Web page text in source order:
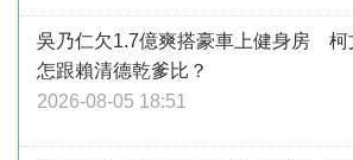
吳乃仁欠1.7億爽搭豪車上健身房 柯
怎跟賴清德乾爹比？
2026-08-05 18:51